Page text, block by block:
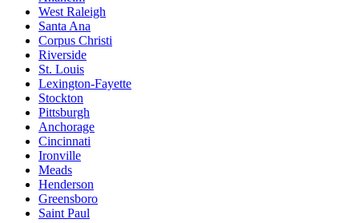
West Raleigh
Santa Ana
Corpus Christi
Riverside
St. Louis
Lexington-Fayette
Stockton
Pittsburgh
Anchorage
Cincinnati
Ironville
Meads
Henderson
Greensboro
Saint Paul